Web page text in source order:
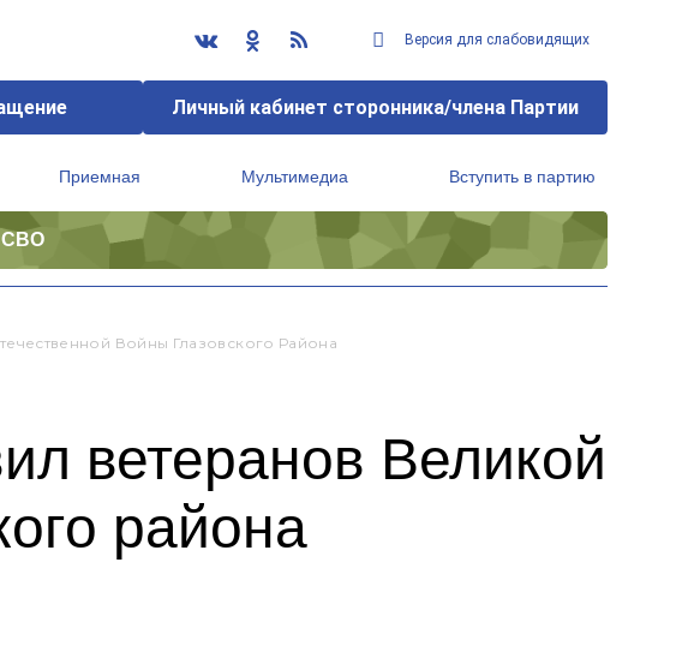
Версия для слабовидящих
Личный кабинет сторонника/члена Партии
Приемная Мультимедиа Вступить в партию
Войны Глазовского Района
ветеранов Великой
района